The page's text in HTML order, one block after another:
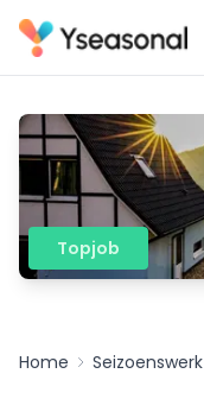
Topjob
Home Seizoenswerk